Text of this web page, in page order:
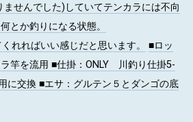
せんでした)していてテンカラには不向
とか釣りになる状態。
れればいい感じだと思います。
■ロッ
ラ竿を流用■仕掛 ：ONLY 川釣り仕掛5-
に交換■エサ ：グルテン５とダンゴの底